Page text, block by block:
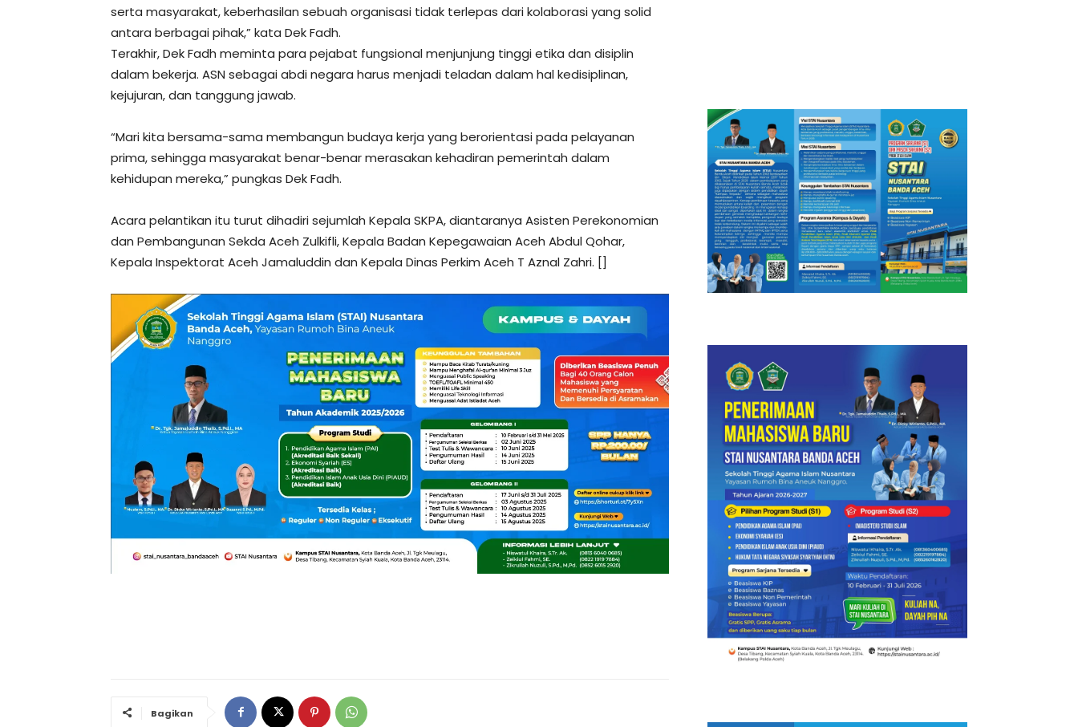
serta masyarakat, keberhasilan sebuah organisasi tidak terlepas dari kolaborasi yang solid
antara berbagai pihak,” kata Dek Fadh.
Terakhir, Dek Fadh meminta para pejabat fungsional menjunjung tinggi etika dan disiplin
dalam bekerja. ASN sebagai abdi negara harus menjadi teladan dalam hal kedisiplinan,
kejujuran, dan tanggung jawab.
“Mari kita bersama-sama membangun budaya kerja yang berorientasi pada pelayanan
prima, sehingga masyarakat benar-benar merasakan kehadiran pemerintah dalam
kehidupan mereka,” pungkas Dek Fadh.
Acara pelantikan itu turut dihadiri sejumlah Kepala SKPA, diantaranya Asisten Perekonomian
dan Pembangunan Sekda Aceh Zulkifli, Kepala Badan Kepegawaian Aceh Abdul Qohar,
Kepala Inspektorat Aceh Jamaluddin dan Kepala Dinas Perkim Aceh T Aznal Zahri. []
Bagikan